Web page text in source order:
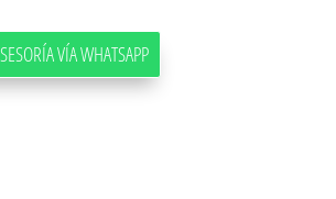
VÍA WHATSAPP